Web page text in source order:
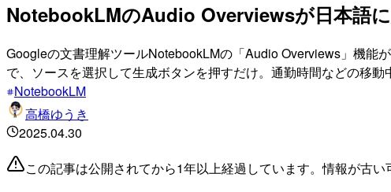
NotebookLMのAudio Overviewsが日本語
Googleの文書理解ツールNotebookLMの「Audio Overviews」機能
で、ソースを選択して生成ボタンを押すだけ。通勤時間などの移動
NotebookLM
高橋ゆうき
2025.04.30
この記事は公開されてから1年以上経過しています。情報が古い